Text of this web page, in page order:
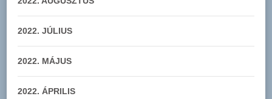
2022. JÚLIUS
2022. MÁJUS
2022. ÁPRILIS